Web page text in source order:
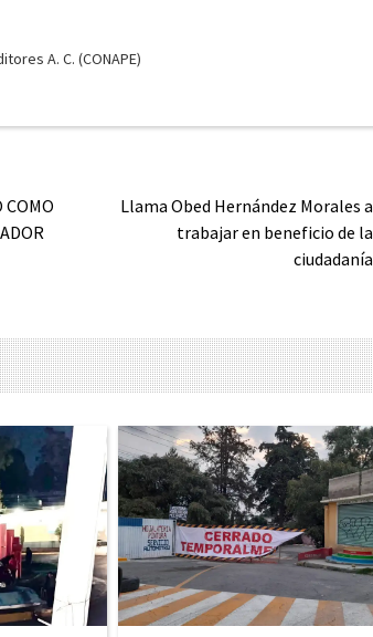
A. C. (CONAPE)
COMO
Llama Obed Hernández Morales a
trabajar en beneficio de la
ciudadanía